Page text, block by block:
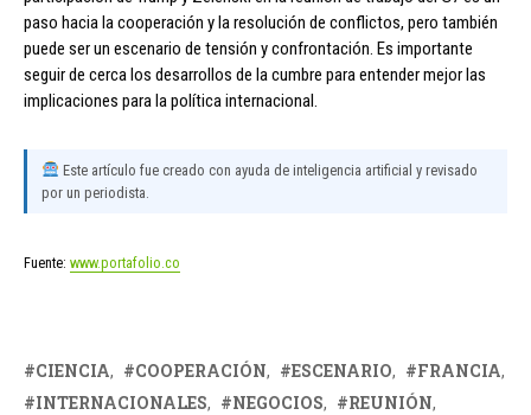
paso hacia la cooperación y la resolución de conflictos, pero también
puede ser un escenario de tensión y confrontación. Es importante
seguir de cerca los desarrollos de la cumbre para entender mejor las
implicaciones para la política internacional.
Este artículo fue creado con ayuda de inteligencia artificial y revisado
por un periodista.
Fuente: www.portafolio.co
CIENCIA COOPERACIÓN ESCENARIO
FRANCIA
INTERNACIONALES
NEGOCIOS
REUNIÓN